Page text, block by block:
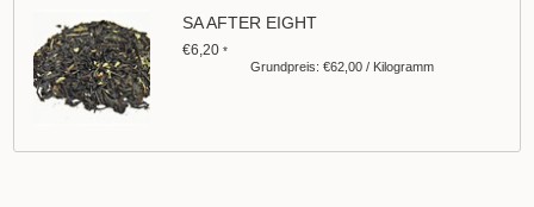
SA AFTER EIGHT
€6,20*
Grundpreis: €62,00 / Kilogramm